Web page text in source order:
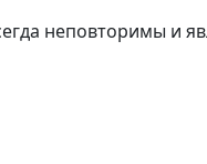
неповторимы и